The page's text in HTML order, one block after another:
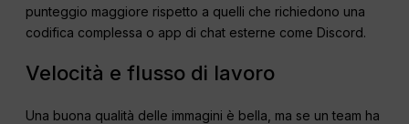
punteggio maggiore rispetto a quelli che richiedono una
codifica complessa o app di chat esterne come Discord.
Velocità e flusso di lavoro
Una buona qualità delle immagini è bella, ma se un team ha